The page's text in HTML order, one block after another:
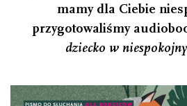
mamy dla Ciebie
przygotowaliśmy
dziecko w